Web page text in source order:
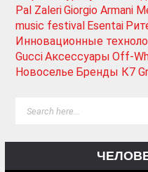
Pal ZaleriGiorgio Armani
music festival Esentai
Инновационные
GucciАксессуары Off-
Новоселье Бренды К7